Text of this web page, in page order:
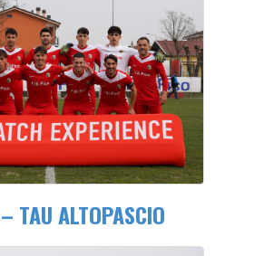
TAU ALTOPASCIO